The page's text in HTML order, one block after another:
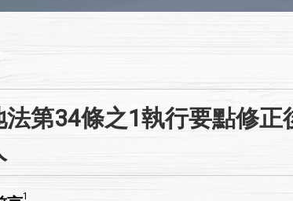
法第34條之1執行要點修
1